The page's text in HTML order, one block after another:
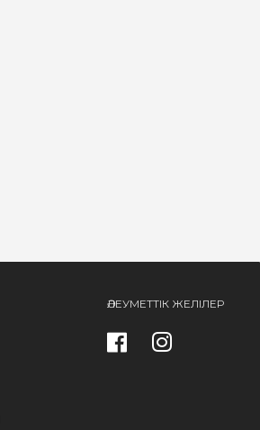
ӘЛЕУМЕТТІК ЖЕЛІЛЕР